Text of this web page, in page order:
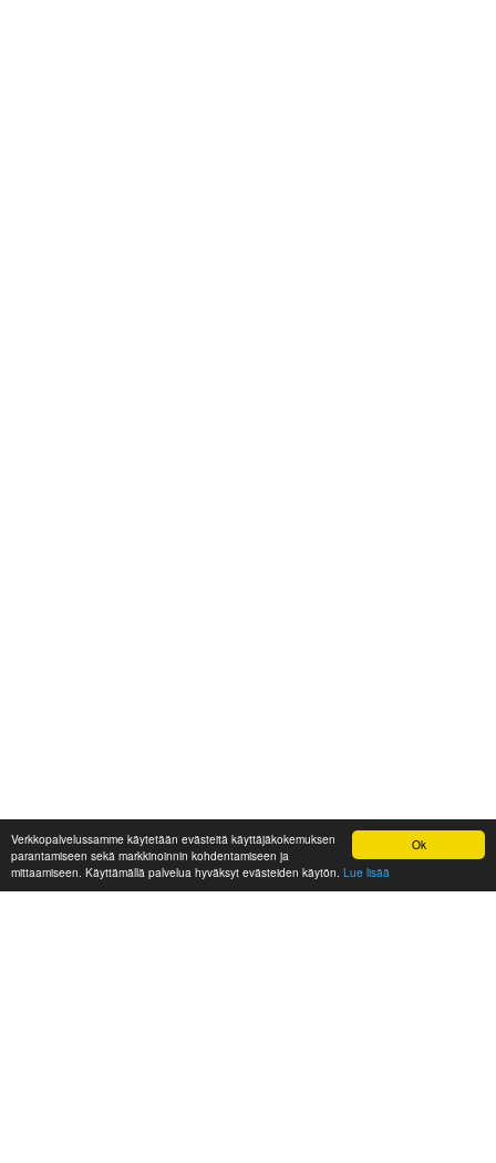
Ok
Verkkopalvelussamme käytetään evästeitä käyttäjäkokemuksen
parantamiseen sekä markkinoinnin kohdentamiseen ja
mittaamiseen. Käyttämällä palvelua hyväksyt evästeiden käytön. Lue lisää